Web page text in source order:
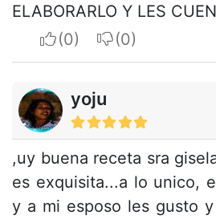
ELABORARLO Y LES
I apreciateI do not
yoju
,uy buena receta sra
es exquisita...a lo unico,
y a mi esposo les gusto